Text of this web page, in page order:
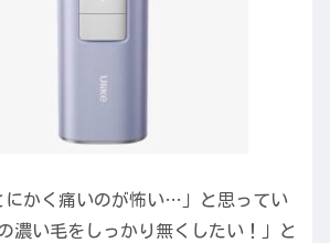
にかく痛いのが怖い…」と思ってい
濃い毛をしっかり無くしたい！」と